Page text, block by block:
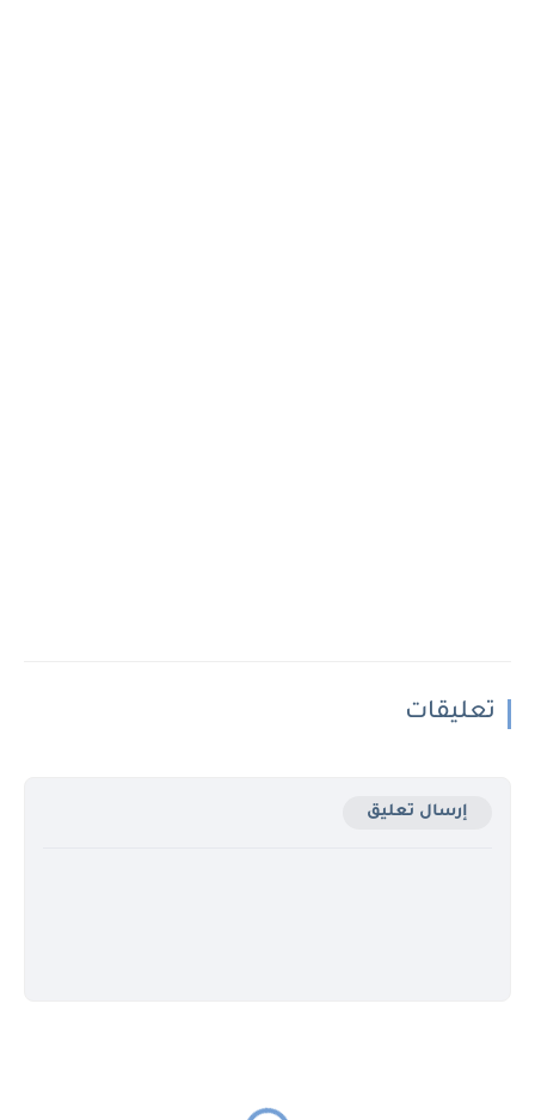
تعليقات
إرسال تعليق